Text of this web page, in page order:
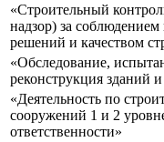
«Строительный
надзор) за
решений и качеством
«Обследование,
реконструкция зданий
«Деятельность по
сооружений 1 и 2
ответственности»